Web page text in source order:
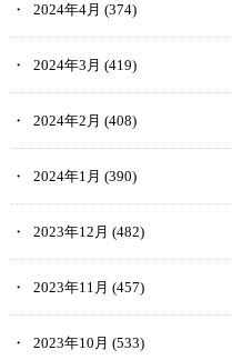
2024年4月 (374)
2024年3月 (419)
2024年2月 (408)
2024年1月 (390)
2023年12月 (482)
2023年11月 (457)
2023年10月 (533)